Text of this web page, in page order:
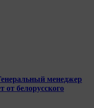
менеджер
от белорусского